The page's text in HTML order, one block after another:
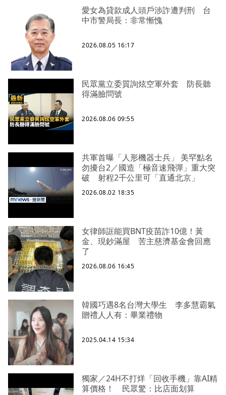
愛女為貸款成人頭戶涉詐遭判刑 台
中市警局長：非常慚愧
2026.08.05 16:17
民眾黨立委質詢炫空軍外套 防長聽
得滿臉問號
2026.08.06 09:55
共軍首曝「人形機器士兵」 美罕點名
勿擾台2／國造「極音速飛彈」重大突
破 射程2千公里可「直通北京」
2026.08.02 18:35
女律師誆能買BNT疫苗詐10億！黃
金、現鈔滿屋 苦主慈濟基金會回應
了
2026.08.06 16:45
韓國巧遇8名台灣大學生 李多慧霸氣
贈禮人人有：畢業禮物
2025.04.14 15:34
獨家／24H不打烊「回收手機」靠AI精
算價格！ 民眾驚：比店面划算